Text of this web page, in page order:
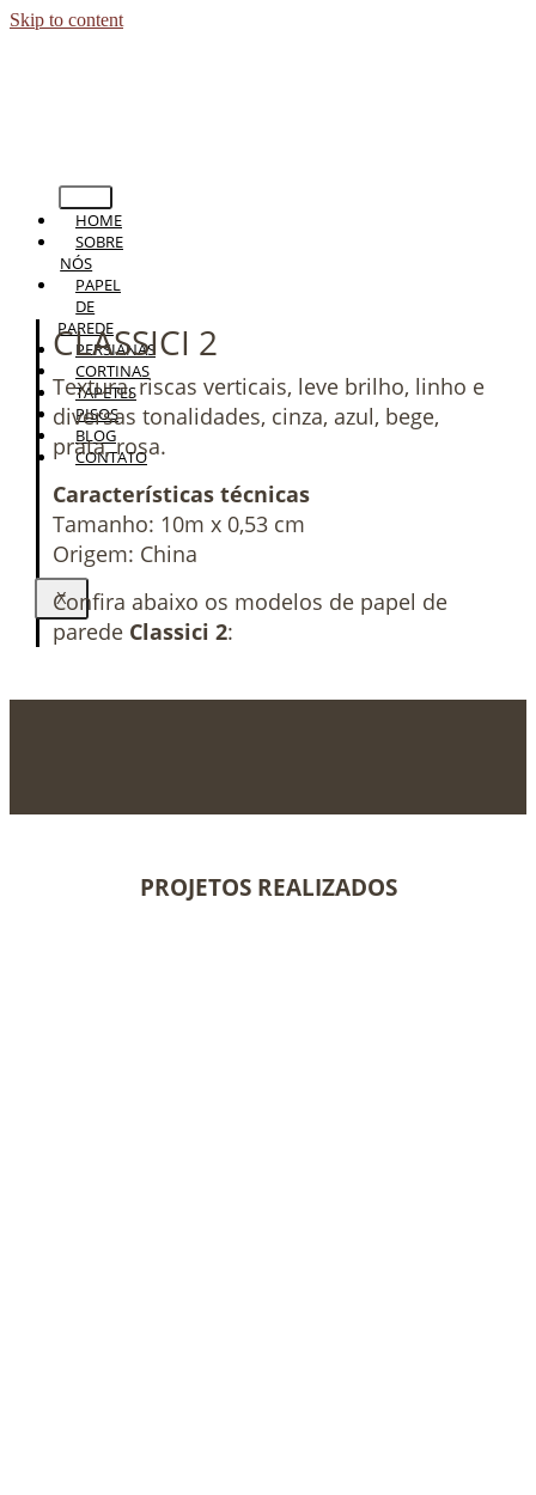
Skip to content
HOME
SOBRE
NÓS
PAPEL
DE
PAREDE
PERSIANAS
CORTINAS
TAPETES
PISOS
BLOG
CONTATO
X
CLASSICI 2
Textura, riscas verticais, leve brilho, linho e
diversas tonalidades, cinza, azul, bege,
prata, rosa.
Características técnicas
Tamanho: 10m x 0,53 cm
Origem: China
Confira abaixo os modelos de papel de
parede Classici 2:
PROJETOS REALIZADOS